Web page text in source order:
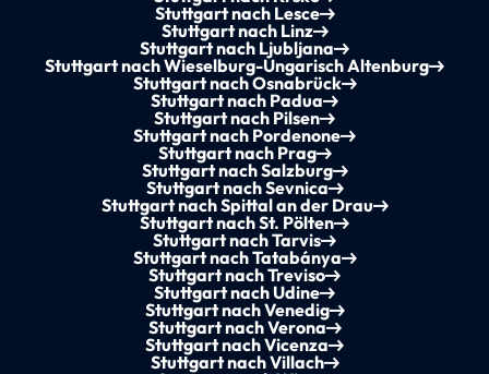
Stuttgart nach Lesce
Stuttgart nach Linz
Stuttgart nach Ljubljana
Stuttgart nach Wieselburg-Ungarisch Altenburg
Stuttgart nach Osnabrück
Stuttgart nach Padua
Stuttgart nach Pilsen
Stuttgart nach Pordenone
Stuttgart nach Prag
Stuttgart nach Salzburg
Stuttgart nach Sevnica
Stuttgart nach Spittal an der Drau
Stuttgart nach St. Pölten
Stuttgart nach Tarvis
Stuttgart nach Tatabánya
Stuttgart nach Treviso
Stuttgart nach Udine
Stuttgart nach Venedig
Stuttgart nach Verona
Stuttgart nach Vicenza
Stuttgart nach Villach